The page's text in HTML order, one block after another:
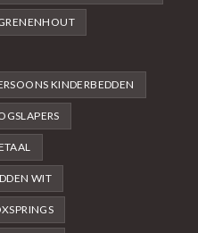
KINDERBEDDEN
WIT